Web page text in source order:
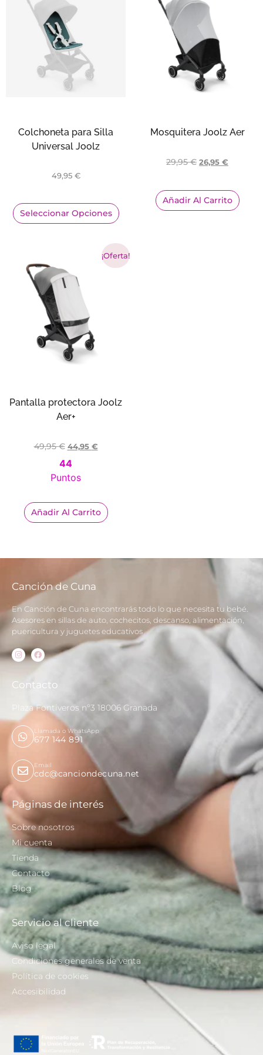
Colchoneta para Silla
Universal Joolz
49,95 €
Seleccionar Opciones
Mosquitera Joolz Aer
29,95€ 26,95 €
Añadir Al Carrito
¡Oferta!
Pantalla protectora Joolz
Aer+
49,95€ 44,95 €
44
Puntos
Añadir Al Carrito
Canción de Cuna
En Canción de Cuna encontrarás todo lo que necesita tu bebé.
Asesores en sillas de auto, cochecitos, descanso, alimentación,
puericultura y juguetes educativos
Contacto
Plaza Fontiveros nº3 18006 Granada
Llamada o WhatsApp
677 144 891
Email
cdc@canciondecuna.net
Páginas de interés
Sobre nosotros
Mi cuenta
Tienda
Contacto
Blog
Servicio al cliente
Aviso legal
Condiciones generales de venta
Política de cookies
Accesibilidad